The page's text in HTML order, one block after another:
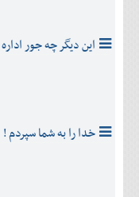
اين ديگر چه جور
خدا را به شما سپردم !